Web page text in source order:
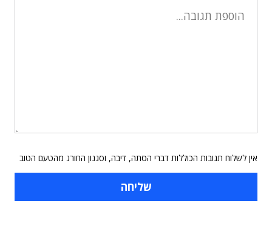
אין לשלוח תגובות הכוללות דברי הסתה, דיבה, וסגנון החורג מהטעם הטוב